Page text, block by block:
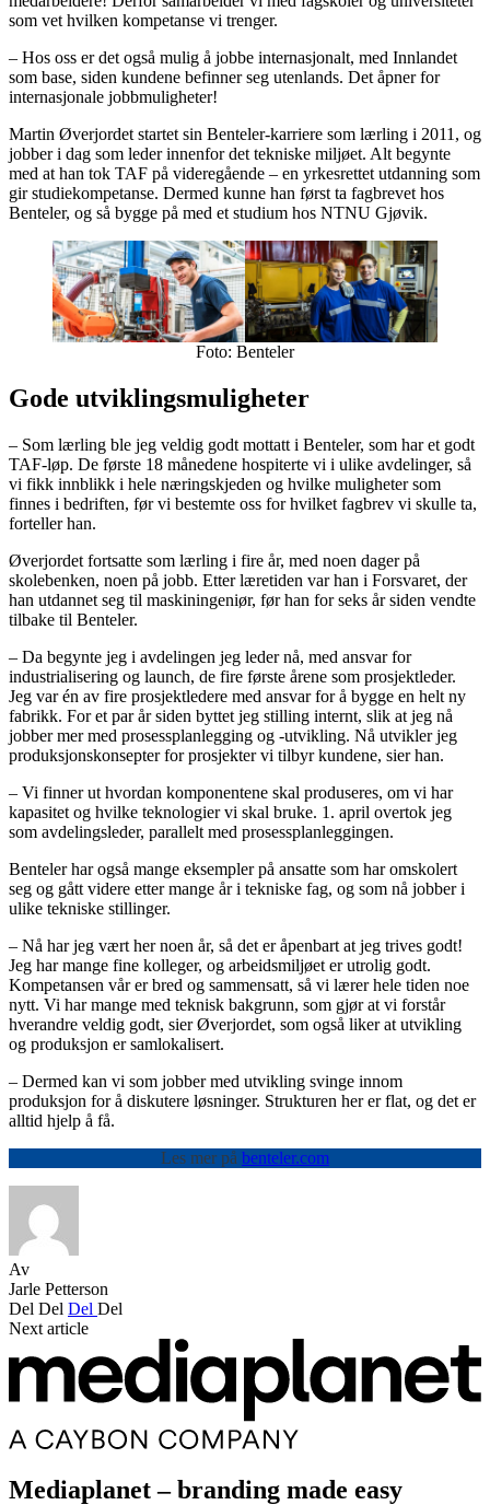
som vet hvilken kompetanse vi trenger.
– Hos oss er det også mulig å jobbe internasjonalt, med Innlandet
som base, siden kundene befinner seg utenlands. Det åpner for
internasjonale jobbmuligheter!
Martin Øverjordet startet sin Benteler-karriere som lærling i 2011, og
jobber i dag som leder innenfor det tekniske miljøet. Alt begynte
med at han tok TAF på videregående – en yrkesrettet utdanning som
gir studiekompetanse. Dermed kunne han først ta fagbrevet hos
Benteler, og så bygge på med et studium hos NTNU Gjøvik.
Foto: Benteler
Gode utviklingsmuligheter
– Som lærling ble jeg veldig godt mottatt i Benteler, som har et godt
TAF-løp. De første 18 månedene hospiterte vi i ulike avdelinger, så
vi fikk innblikk i hele næringskjeden og hvilke muligheter som
finnes i bedriften, før vi bestemte oss for hvilket fagbrev vi skulle ta,
forteller han.
Øverjordet fortsatte som lærling i fire år, med noen dager på
skolebenken, noen på jobb. Etter læretiden var han i Forsvaret, der
han utdannet seg til maskiningeniør, før han for seks år siden vendte
tilbake til Benteler.
– Da begynte jeg i avdelingen jeg leder nå, med ansvar for
industrialisering og launch, de fire første årene som prosjektleder.
Jeg var én av fire prosjektledere med ansvar for å bygge en helt ny
fabrikk. For et par år siden byttet jeg stilling internt, slik at jeg nå
jobber mer med prosessplanlegging og -utvikling. Nå utvikler jeg
produksjonskonsepter for prosjekter vi tilbyr kundene, sier han.
– Vi finner ut hvordan komponentene skal produseres, om vi har
kapasitet og hvilke teknologier vi skal bruke. 1. april overtok jeg
som avdelingsleder, parallelt med prosessplanleggingen.
Benteler har også mange eksempler på ansatte som har omskolert
seg og gått videre etter mange år i tekniske fag, og som nå jobber i
ulike tekniske stillinger.
– Nå har jeg vært her noen år, så det er åpenbart at jeg trives godt!
Jeg har mange fine kolleger, og arbeidsmiljøet er utrolig godt.
Kompetansen vår er bred og sammensatt, så vi lærer hele tiden noe
nytt. Vi har mange med teknisk bakgrunn, som gjør at vi forstår
hverandre veldig godt, sier Øverjordet, som også liker at utvikling
og produksjon er samlokalisert.
– Dermed kan vi som jobber med utvikling svinge innom
produksjon for å diskutere løsninger. Strukturen her er flat, og det er
alltid hjelp å få.
Les mer på benteler.com
Av
Jarle Petterson
Del Del Del Del
Next article
Mediaplanet – branding made easy